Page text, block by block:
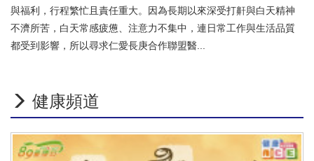
與福利，行程繁忙且責任重大。因為長期以來深受打鼾與白天精神
不濟所苦，白天常感疲憊、注意力不集中，連日常工作與生活品質
都受到影響，所以尋求仁愛長庚合作聯盟醫...
健康頻道